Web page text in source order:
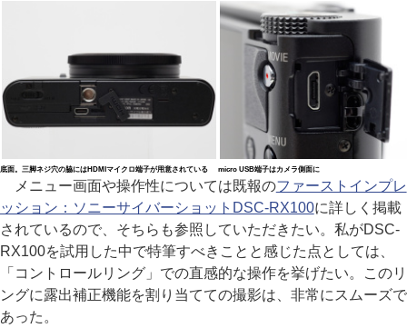
底面。三脚ネジ穴の脇にはHDMIマイクロ端子が用意されている micro USB端子はカメラ側面に
メニュー画面や操作性については既報のファーストインプレ
ッション：ソニーサイバーショットDSC-RX100に詳しく掲載
されているので、そちらも参照していただきたい。私がDSC-
RX100を試用した中で特筆すべきことと感じた点としては、
「コントロールリング」での直感的な操作を挙げたい。このリ
ングに露出補正機能を割り当てての撮影は、非常にスムーズで
あった。